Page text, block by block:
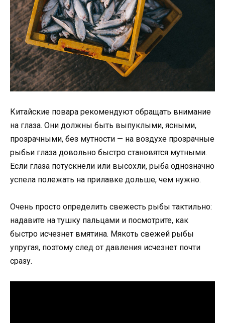
Китайские повара рекомендуют обращать внимание
на глаза. Они должны быть выпуклыми, ясными,
прозрачными, без мутности — на воздухе прозрачные
рыбьи глаза довольно быстро становятся мутными.
Если глаза потускнели или высохли, рыба однозначно
успела полежать на прилавке дольше, чем нужно.
Очень просто определить свежесть рыбы тактильно:
надавите на тушку пальцами и посмотрите, как
быстро исчезнет вмятина. Мякоть свежей рыбы
упругая, поэтому след от давления исчезнет почти
сразу.